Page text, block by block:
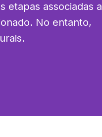
etapas associadas a
No entanto,